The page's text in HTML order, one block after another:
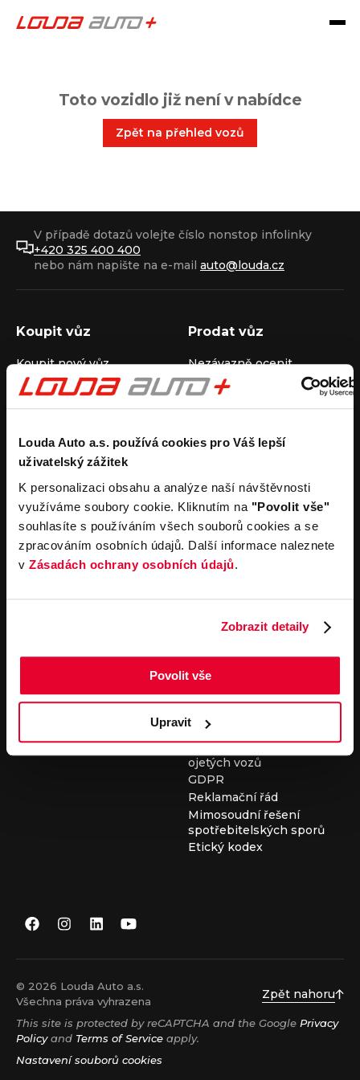
Louda Auto a.s. používá cookies pro Váš lepší
uživatelský zážitek
K personalizaci obsahu a analýze naší návštěvnosti
využíváme soubory cookie. Kliknutím na "Povolit vše"
souhlasíte s používáním všech souborů cookies a se
zpracováním osobních údajů. Další informace naleznete
v Zásadách ochrany osobních údajů.
Zobrazit detaily
Povolit vše
Upravit
Toto vozidlo již není v nabídce
Zpět na přehled vozů
V případě dotazů volejte číslo nonstop infolinky
+420 325 400 400
nebo nám napište na e-mail auto@louda.cz
Koupit vůz
Koupit nový vůz
Koupit ojetý vůz
Koupit užitkový vůz
Prodat vůz
Nezávazně ocenit
Průběh výkupu vozu
Pronájem
Carsharing
Autopůjčovna
Operativní leasing
Společnost
Louda Auto+ Poděbrady
Obytné vozy
Novinky
Kariéra
Servisní služby
Servis
Důležité odkazy
Cookies
Všeobecné obchodní
podmínky pro online
vozidel
Všeobecné obchodní
podmínky pro provádění
servisních prací
Všeobecné obchodní
podmínky při nákupu
ojetých vozů
GDPR
Reklamační řád
Mimosoudní řešení
spotřebitelských sporů
Etický kodex
© 2026 Louda Auto a.s.
Všechna práva vyhrazena
Zpět nahoru
This site is protected by reCAPTCHA and the Google Privacy
Policyand Terms of Service apply.
Nastavení souborů cookies